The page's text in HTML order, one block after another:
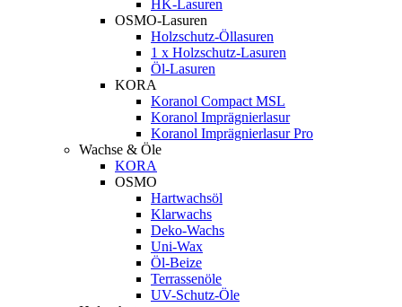
HK-Lasuren
OSMO-Lasuren
Holzschutz-Öllasuren
1 x Holzschutz-Lasuren
Öl-Lasuren
KORA
Koranol Compact MSL
Koranol Imprägnierlasur
Koranol Imprägnierlasur Pro
Wachse & Öle
KORA
OSMO
Hartwachsöl
Klarwachs
Deko-Wachs
Uni-Wax
Öl-Beize
Terrassenöle
UV-Schutz-Öle